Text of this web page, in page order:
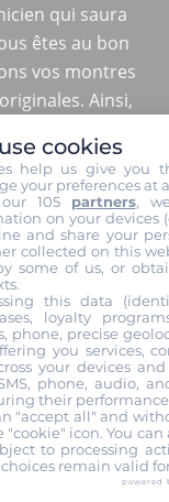
qui saura
êtes au bon
vos montres
Ainsi,
ni de son
neuve.
votre
objective en
votre montre,
Notant que
que vous
transaction.
important et
un modèle
là pour vous
nos
cookies
help us give you
your preferences at
105 partners,
on your devices
and share your
collected on this
some of us, or
this data
loyalty
phone, precise
you services,
your devices
phone, audio,
their
"accept all" and
"cookie" icon. You
to processing
choices remain valid
powered